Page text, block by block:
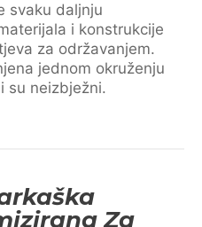
svaku daljnju
i konstrukcije
za održavanjem.
jednom okruženju
su neizbježni.
Za